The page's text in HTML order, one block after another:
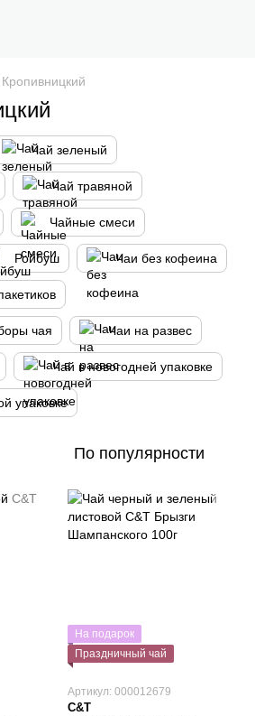
Чай зеленый
Чай травяной
Чайные смеси
Ройбуш Чаи без кофеина
чая Чаи на развес
Чай в новогодней упаковке
упаковке
По популярности
На подарок
Праздничный чай
Артикул: 000012679
C&T